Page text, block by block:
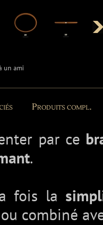
un ami
Produits compl.
par ce
.
fois la
combiné